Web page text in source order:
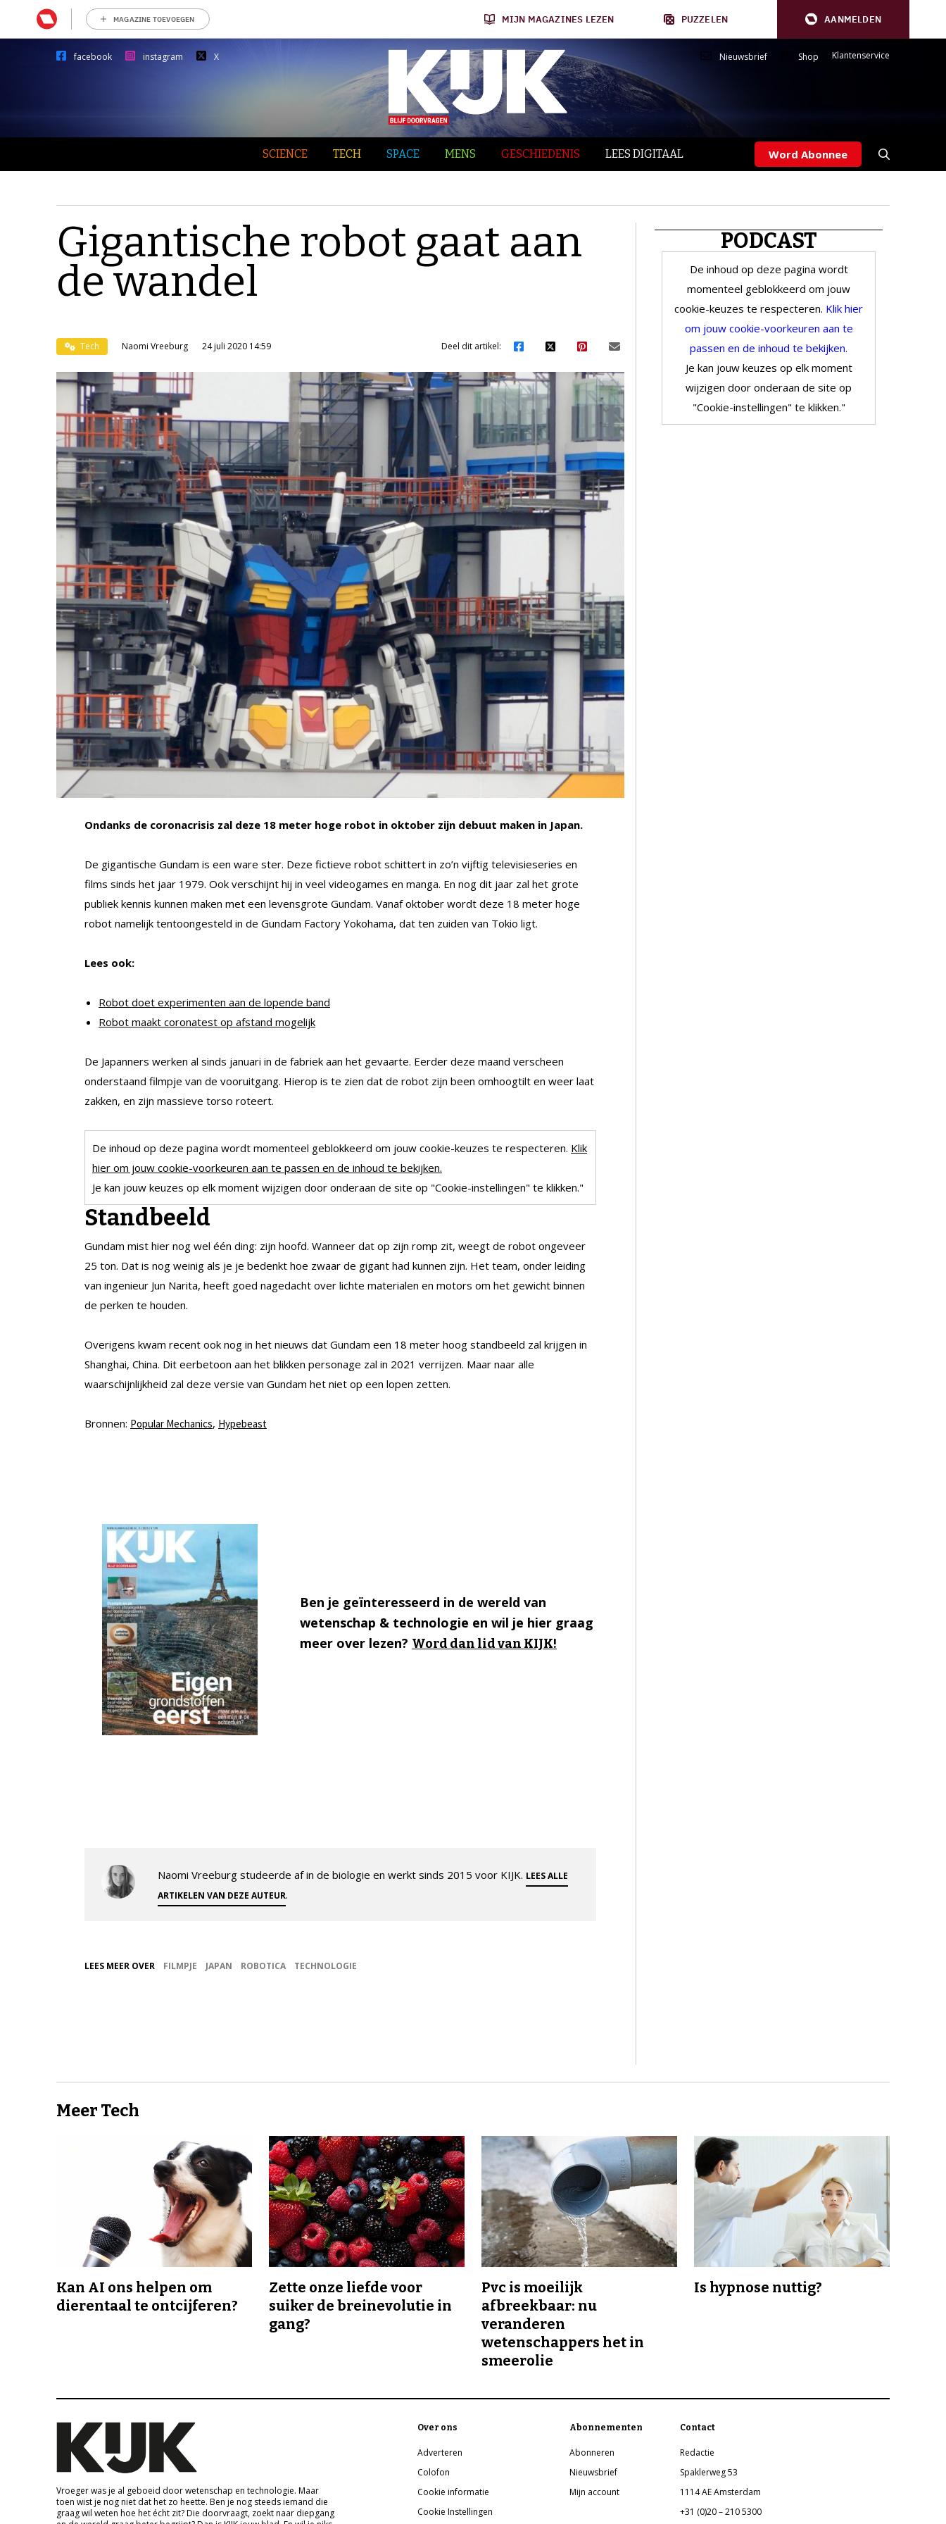
MAGAZINE TOEVOEGEN MIJN MAGAZINES LEZEN PUZZELEN AANMELDEN
facebook instagram X Nieuwsbrief Shop Klantenservice
SCIENCE TECH SPACE MENS GESCHIEDENIS LEES DIGITAAL Word Abonnee
Gigantische robot gaat aan
de wandel
Tech Naomi Vreeburg 24 juli 2020 14:59 Deel dit artikel:
Ondanks de coronacrisis zal deze 18 meter hoge robot in oktober zijn debuut maken in Japan.
De gigantische Gundam is een ware ster. Deze fictieve robot schittert in zo’n vijftig televisieseries en
films sinds het jaar 1979. Ook verschijnt hij in veel videogames en manga. En nog dit jaar zal het grote
publiek kennis kunnen maken met een levensgrote Gundam. Vanaf oktober wordt deze 18 meter hoge
robot namelijk tentoongesteld in de Gundam Factory Yokohama, dat ten zuiden van Tokio ligt.
Lees ook:
Robot doet experimenten aan de lopende band
Robot maakt coronatest op afstand mogelijk
De Japanners werken al sinds januari in de fabriek aan het gevaarte. Eerder deze maand verscheen
onderstaand filmpje van de vooruitgang. Hierop is te zien dat de robot zijn been omhoogtilt en weer laat
zakken, en zijn massieve torso roteert.
De inhoud op deze pagina wordt momenteel geblokkeerd om jouw cookie-keuzes te respecteren. Klik
hier om jouw cookie-voorkeuren aan te passen en de inhoud te bekijken.
Je kan jouw keuzes op elk moment wijzigen door onderaan de site op "Cookie-instellingen" te klikken."
Standbeeld
Gundam mist hier nog wel één ding: zijn hoofd. Wanneer dat op zijn romp zit, weegt de robot ongeveer
25 ton. Dat is nog weinig als je je bedenkt hoe zwaar de gigant had kunnen zijn. Het team, onder leiding
van ingenieur Jun Narita, heeft goed nagedacht over lichte materialen en motors om het gewicht binnen
de perken te houden.
Overigens kwam recent ook nog in het nieuws dat Gundam een 18 meter hoog standbeeld zal krijgen in
Shanghai, China. Dit eerbetoon aan het blikken personage zal in 2021 verrijzen. Maar naar alle
waarschijnlijkheid zal deze versie van Gundam het niet op een lopen zetten.
Bronnen: Popular Mechanics, Hypebeast
Ben je geïnteresseerd in de wereld van
wetenschap & technologie en wil je hier graag
meer over lezen? Word dan lid van KIJK!
Naomi Vreeburg studeerde af in de biologie en werkt sinds 2015 voor KIJK. LEES ALLE
ARTIKELEN VAN DEZE AUTEUR.
LEES MEER OVER FILMPJE JAPAN ROBOTICA TECHNOLOGIE
PODCAST
De inhoud op deze pagina wordt
momenteel geblokkeerd om jouw
cookie-keuzes te respecteren. Klik hier
om jouw cookie-voorkeuren aan te
passen en de inhoud te bekijken.
Je kan jouw keuzes op elk moment
wijzigen door onderaan de site op
"Cookie-instellingen" te klikken."
Meer Tech
Kan AI ons helpen om
dierentaal te ontcijferen?
Zette onze liefde voor
suiker de breinevolutie in
gang?
Pvc is moeilijk
afbreekbaar: nu
veranderen
wetenschappers het in
smeerolie
Is hypnose nuttig?
Vroeger was je al geboeid door wetenschap en technologie. Maar
toen wist je nog niet dat het zo heette. Ben je nog steeds iemand die
graag wil weten hoe het écht zit? Die doorvraagt, zoekt naar diepgang
Over ons
Adverteren
Colofon
Cookie informatie
Cookie Instellingen
Abonnementen
Abonneren
Nieuwsbrief
Mijn account
Contact
Redactie
Spaklerweg 53
1114 AE Amsterdam
+31 (0)20 – 210 5300